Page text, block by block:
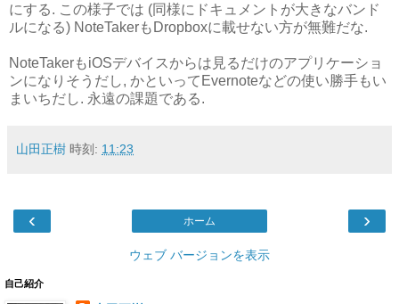
にする. この様子では (同様にドキュメントが大きなバンド
ルになる) NoteTakerもDropboxに載せない方が無難だな.
NoteTakerもiOSデバイスからは見るだけのアプリケーショ
ンになりそうだし, かといってEvernoteなどの使い勝手もい
まいちだし. 永遠の課題である.
山田正樹 時刻: 11:23
‹ ›
ホーム
ウェブ バージョンを表示
自己紹介